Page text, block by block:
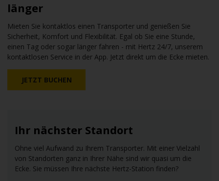
länger
Mieten Sie kontaktlos einen Transporter und genießen Sie
Sicherheit, Komfort und Flexibilität. Egal ob Sie eine Stunde,
einen Tag oder sogar länger fahren - mit Hertz 24/7, unserem
kontaktlosen Service in der App. Jetzt direkt um die Ecke mieten.
JETZT BUCHEN
Ihr nächster Standort
Ohne viel Aufwand zu Ihrem Transporter. Mit einer Vielzahl
von Standorten ganz in Ihrer Nähe sind wir quasi um die
Ecke. Sie müssen Ihre nächste Hertz-Station finden?